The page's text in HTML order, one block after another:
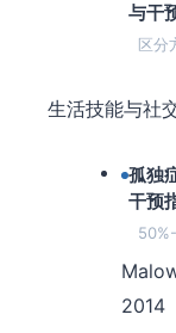
与干
区分
生活技能与社
孤独
干预
2014